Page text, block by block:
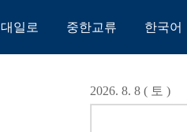
일로 중한교류 한국어
English
Español
2026. 8. 8 ( 토 )